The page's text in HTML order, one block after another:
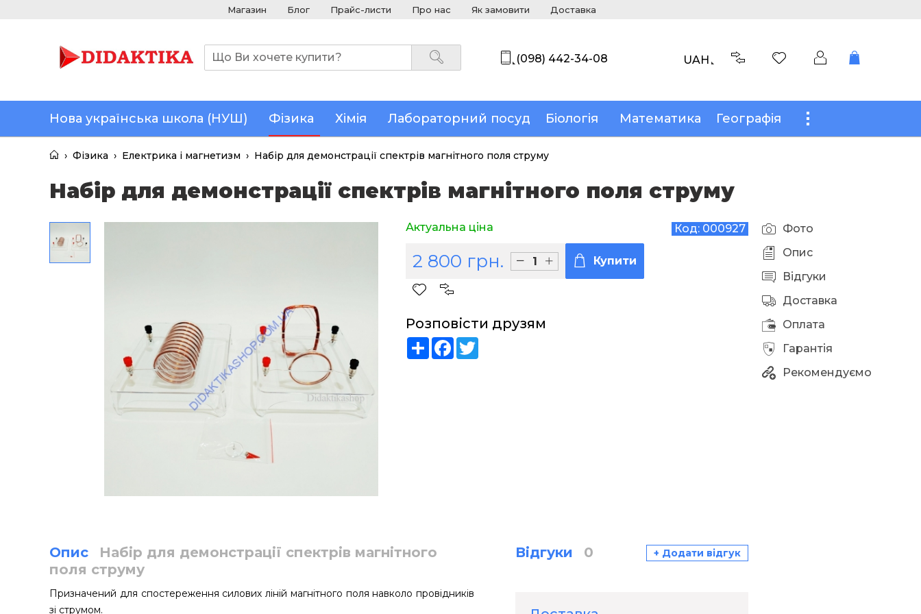
Магазин Блог Прайс-листи Про нас Як замовити Доставка
(098) 442-34-08 UAH
Нова українська школа (НУШ) Фізика Хімія Лабораторний посуд Біологія Математика Географія
› Фізика › Електрика і магнетизм › Набір для демонстрації спектрів магнітного поля струму
Набір для демонстрації спектрів магнітного поля струму
Фото
Опис
Відгуки
Доставка
Оплата
Гарантія
Рекомендуємо
Код: 000927
Актуальна ціна
2 800 грн. Купити
Розповісти друзям
ShareFacebook
Опис
Набір для демонстрації спектрів магнітного
поля струму
Призначений для спостереження силових ліній магнітного поля навколо провідників
зі струмом.
Відгуки 0 + Додати відгук